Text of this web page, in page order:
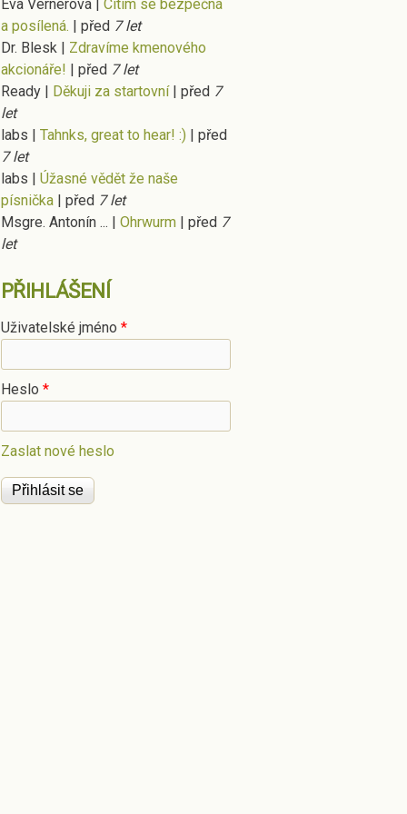
Eva Vernerová
Cítím se bezpečná
a posílená. | před 7 let
Dr. Blesk | Zdravíme kmenového
akcionáře! | před 7 let
Ready | Děkuji za startovní | před 7
let
labs | Tahnks, great to hear! :) | před
7 let
labs | Úžasné vědět že naše
písnička | před 7 let
Msgre. Antonín ... | Ohrwurm | před 7
let
PŘIHLÁŠENÍ
Uživatelské jméno *
Heslo *
Zaslat nové heslo